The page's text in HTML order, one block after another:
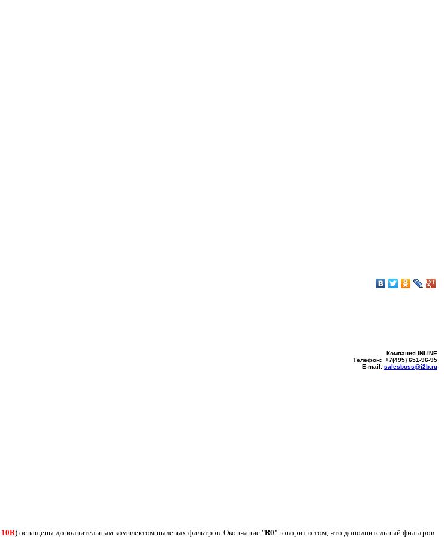
Компания INLINE
Телефон: +7(495) 651-96-95
E-mail: salesboss@i2b.ru
10R) оснащены дополнительным комплектом пылевых фильтров. Окончание "R0" говорит о том, что дополнительный фильтров